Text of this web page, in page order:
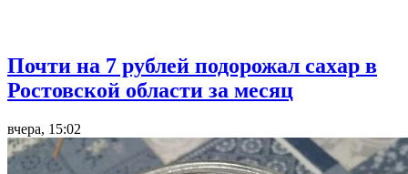
Почти на 7 рублей подорожал сахар в
Ростовской области за месяц
вчера, 15:02